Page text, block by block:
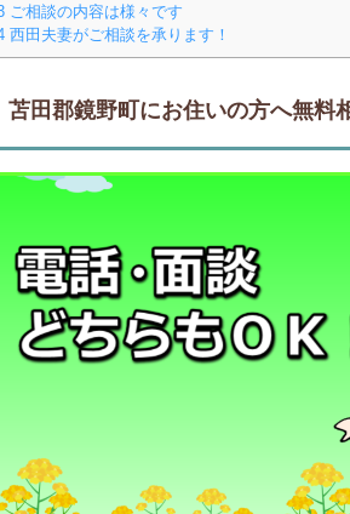
ご相談の内容は様々です
西田夫妻がご相談を承ります！
苫田郡鏡野町にお住いの方へ無料